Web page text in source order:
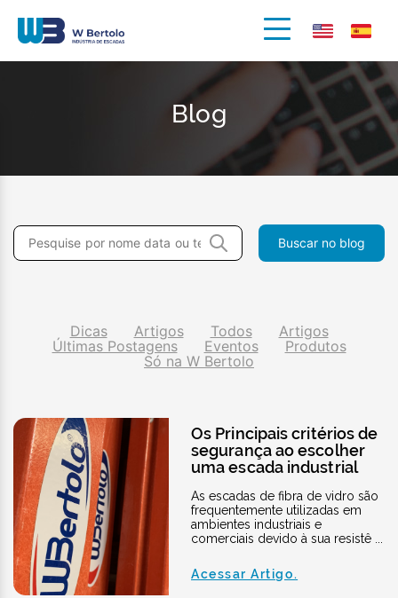
Blog
Dicas Artigos Todos
Artigos
Últimas Postagens
Eventos
Produtos
Só na W Bertolo
Os Principais critérios de
segurança ao escolher
uma escada industrial
As escadas de fibra de vidro são
frequentemente utilizadas em
ambientes industriais e
comerciais devido à sua resistê ...
Acessar Artigo.